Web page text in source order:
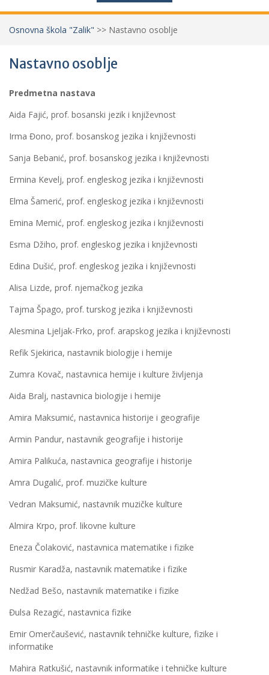
Osnovna škola "Zalik" >> Nastavno osoblje
Nastavno osoblje
Predmetna nastava
Aida Fajić, prof. bosanski jezik i književnost
Irma Đono, prof. bosanskog jezika i književnosti
Sanja Bebanić, prof. bosanskog jezika i književnosti
Ermina Kevelj, prof. engleskog jezika i književnosti
Elma Šamerić, prof. engleskog jezika i književnosti
Emina Memić, prof. engleskog jezika i književnosti
Esma Džiho, prof. engleskog jezika i književnosti
Edina Dušić, prof. engleskog jezika i književnosti
Alisa Lizde, prof. njemačkog jezika
Tajma Špago, prof. turskog jezika i književnosti
Alesmina Ljeljak-Frko, prof. arapskog jezika i književnosti
Refik Sjekirica, nastavnik biologije i hemije
Zumra Kovač, nastavnica hemije i kulture življenja
Aida Bralj, nastavnica biologije i hemije
Amira Maksumić, nastavnica historije i geografije
Armin Pandur, nastavnik geografije i historije
Amira Palikuća, nastavnica geografije i historije
Amra Dugalić, prof. muzičke kulture
Vedran Maksumić, nastavnik muzičke kulture
Almira Krpo, prof. likovne kulture
Eneza Čolaković, nastavnica matematike i fizike
Rusmir Karadža, nastavnik matematike i fizike
Nedžad Bešo, nastavnik matematike i fizike
Đulsa Rezagić, nastavnica fizike
Emir Omerčaušević, nastavnik tehničke kulture, fizike i
informatike
Mahira Ratkušić, nastavnik informatike i tehničke kulture